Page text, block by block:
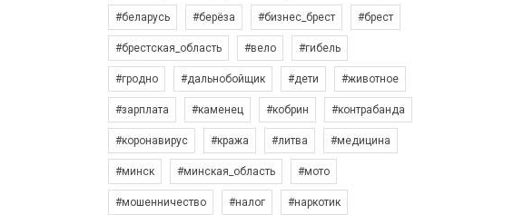
#беларусь #берёза #бизнес_брест #брест
#брестская_область #вело #гибель
#гродно #дальнобойщик #дети #животное
#зарплата #каменец #кобрин #контрабанда
#коронавирус #кража #литва #медицина
#минск #минская_область #мото
#мошенничество #налог #наркотик